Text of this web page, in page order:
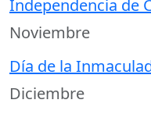
Independencia de
Noviembre
Día de la
Diciembre